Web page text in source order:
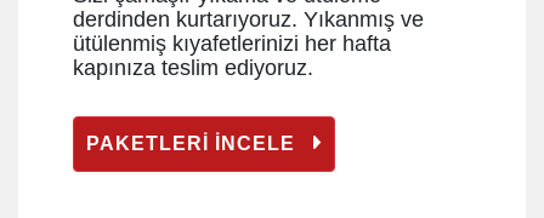
derdinden kurtarıyoruz. Yıkanmış ve
ütülenmiş kıyafetlerinizi her hafta
kapınıza teslim ediyoruz.
PAKETLERİ İNCELE